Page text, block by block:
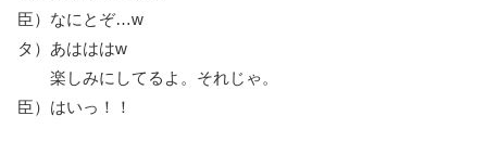
臣）なにとぞ…w
タ）あはははw
楽しみにしてるよ。それじゃ。
臣）はいっ！！